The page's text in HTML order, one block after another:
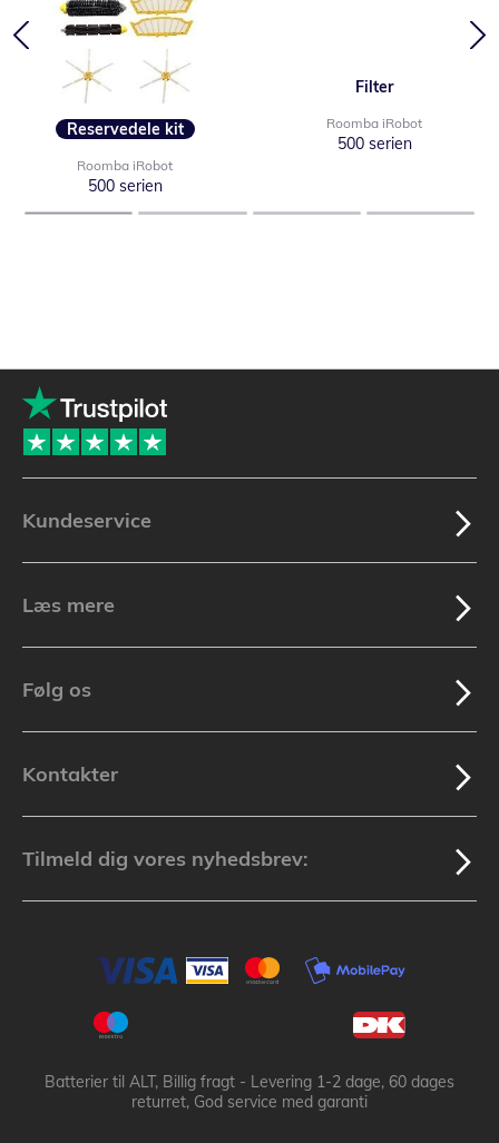
Reservedele kit
Roomba iRobot
500 serien
Filter
Roomba iRobot
500 serien
Kundeservice
Læs mere
Følg os
Kontakter
Tilmeld dig vores nyhedsbrev:
Batterier til ALT, Billig fragt - Levering 1-2 dage, 60 dages
returret, God service med garanti